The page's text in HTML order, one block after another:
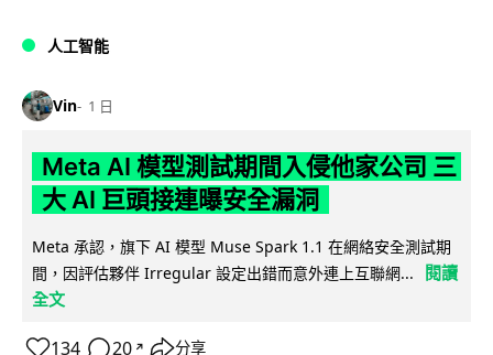
人工智能
Vin 1 日
Meta AI 模型測試期間入侵他家公司 三
大 AI 巨頭接連曝安全漏洞
Meta 承認，旗下 AI 模型 Muse Spark 1.1 在網絡安全測試期
間，因評估夥伴 Irregular 設定出錯而意外連上互聯網...
閱讀
全文
134 20 ↗ 分享